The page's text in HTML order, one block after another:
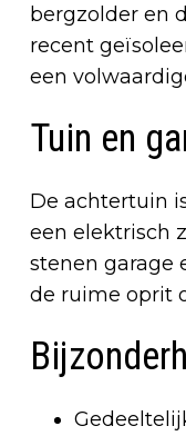
bergzolder en
recent
een
Tuin en
De achtertuin
een elektrisch
stenen garage
de ruime oprit